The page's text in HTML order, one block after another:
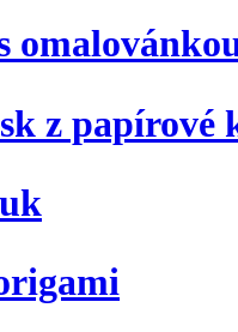
z papírové